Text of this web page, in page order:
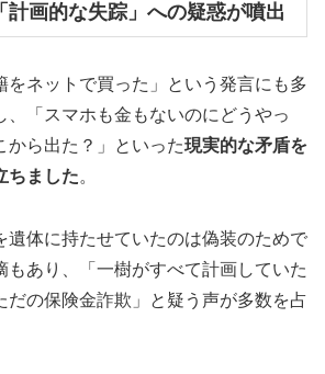
計画的な失踪」への疑惑が噴出
をネットで買った」という発言にも多
、「スマホも金もないのにどうやっ
から出た？」といった現実的な矛盾を
ちました。
遺体に持たせていたのは偽装のためで
もあり、「一樹がすべて計画していた
だの保険金詐欺」と疑う声が多数を占